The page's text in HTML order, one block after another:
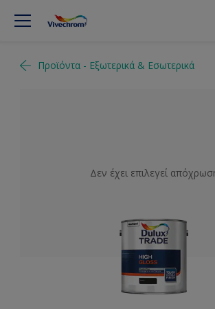
Προϊόντα - Εξωτερικά & Εσωτερικά
Δεν έχει επιλεγεί